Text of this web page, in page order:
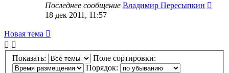
Последнее сообщение Владимир Пересыпкин
18 дек 2011, 11:57
Новая
тема
Новая тема
Показать:
Поле сортировки:
Порядок: